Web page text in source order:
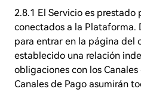
2.8.1 El Servicio es prestado
conectados a la Plataforma.
para entrar en la página del
establecido una relación
obligaciones con los
Canales de Pago asumirán